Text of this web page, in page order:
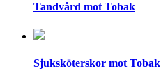
Tandvård mot Tobak
Sjuksköterskor mot Tobak